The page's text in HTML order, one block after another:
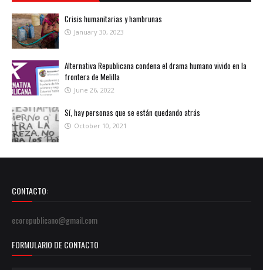
Crisis humanitarias y hambrunas
January 30, 2023
Alternativa Republicana condena el drama humano vivido en la
frontera de Melilla
June 26, 2022
Sí, hay personas que se están quedando atrás
October 10, 2021
CONTACTO:
ecorepublicano@gmail.com
FORMULARIO DE CONTACTO